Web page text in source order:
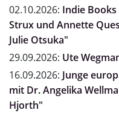
02.10.2026: Indie
Strux und Annette
Julie Otsuka"
29.09.2026: Ute
16.09.2026: Junge
mit Dr. Angelika
Hjorth"